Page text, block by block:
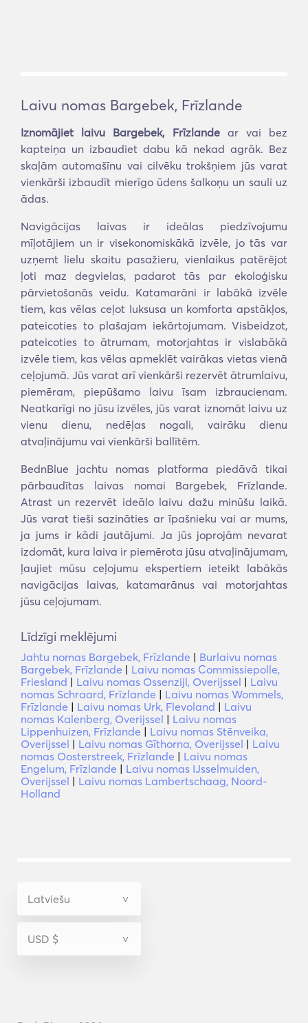
Laivu nomas Bargebek, Frīzlande
Iznomājiet laivu Bargebek, Frīzlandear vai bez
kapteiņa un izbaudiet dabu kā nekad agrāk. Bez
skaļām automašīnu vai cilvēku trokšņiem jūs varat
vienkārši izbaudīt mierīgo ūdens šalkoņu un sauli uz
ādas.
Navigācijas laivas ir ideālas piedzīvojumu
mīļotājiem un ir visekonomiskākā izvēle, jo tās var
uzņemt lielu skaitu pasažieru, vienlaikus patērējot
ļoti maz degvielas, padarot tās par ekoloģisku
pārvietošanās veidu. Katamarāni ir labākā izvēle
tiem, kas vēlas ceļot luksusa un komforta apstākļos,
pateicoties to plašajam iekārtojumam. Visbeidzot,
pateicoties to ātrumam, motorjahtas ir vislabākā
izvēle tiem, kas vēlas apmeklēt vairākas vietas vienā
ceļojumā. Jūs varat arī vienkārši rezervēt ātrumlaivu,
piemēram, piepūšamo laivu īsam izbraucienam.
Neatkarīgi no jūsu izvēles, jūs varat iznomāt laivu uz
vienu dienu, nedēļas nogali, vairāku dienu
atvaļinājumu vai vienkārši ballītēm.
BednBlue jachtu nomas platforma piedāvā tikai
pārbaudītas laivas nomai Bargebek, Frīzlande.
Atrast un rezervēt ideālo laivu dažu minūšu laikā.
Jūs varat tieši sazināties ar īpašnieku vai ar mums,
ja jums ir kādi jautājumi. Ja jūs joprojām nevarat
izdomāt, kura laiva ir piemērota jūsu atvaļinājumam,
ļaujiet mūsu ceļojumu ekspertiem ieteikt labākās
navigācijas laivas, katamarānus vai motorjahtas
jūsu ceļojumam.
Līdzīgi meklējumi
Jahtu nomas Bargebek, Frīzlande | Burlaivu nomas
Bargebek, Frīzlande | Laivu nomas Commissiepolle,
Friesland | Laivu nomas Ossenzijl, Overijssel | Laivu
nomas Schraard, Frīzlande | Laivu nomas Wommels,
Frīzlande | Laivu nomas Urk, Flevoland | Laivu
nomas Kalenberg, Overijssel | Laivu nomas
Lippenhuizen, Frīzlande | Laivu nomas Stēnveika,
Overijssel | Laivu nomas Gīthorna, Overijssel | Laivu
nomas Oosterstreek, Frīzlande | Laivu nomas
Engelum, Frīzlande | Laivu nomas IJsselmuiden,
Overijssel | Laivu nomas Lambertschaag, Noord-
Holland